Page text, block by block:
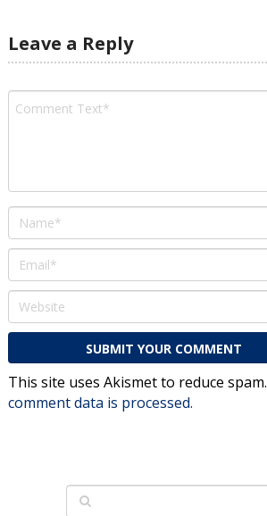
Leave a Reply
This site uses Akismet to reduce spam.
comment data is processed.